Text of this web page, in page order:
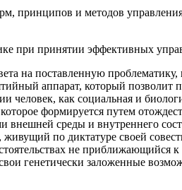
принципов и методов
при принятии эффективных
на поставленную проблематику,
аппарат, который позволит
как социальная и
формируется путем
внешней среды и внутреннего
по диктатуре своей
не приближающийся к
генетически заложенные